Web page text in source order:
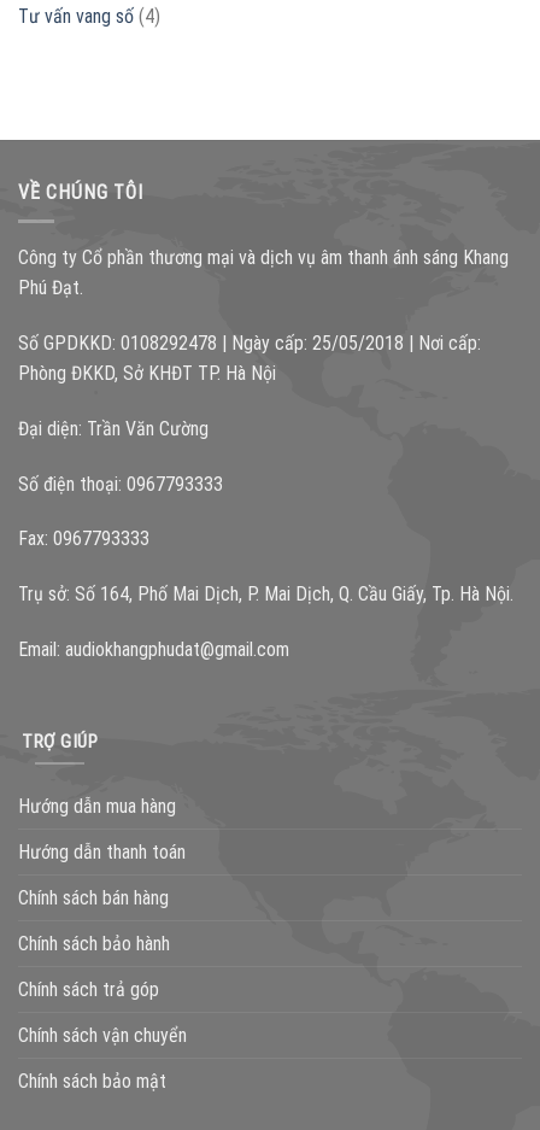
Tư vấn vang số (4)
VỀ CHÚNG TÔI
Công ty Cổ phần thương mại và dịch vụ âm thanh ánh sáng Khang
Phú Đạt.
Số GPDKKD: 0108292478 | Ngày cấp: 25/05/2018 | Nơi cấp:
Phòng ĐKKD, Sở KHĐT TP. Hà Nội
Đại diện: Trần Văn Cường
Số điện thoại: 0967793333
Fax: 0967793333
Trụ sở: Số 164, Phố Mai Dịch, P. Mai Dịch, Q. Cầu Giấy, Tp. Hà Nội.
Email: audiokhangphudat@gmail.com
TRỢ GIÚP
Hướng dẫn mua hàng
Hướng dẫn thanh toán
Chính sách bán hàng
Chính sách bảo hành
Chính sách trả góp
Chính sách vận chuyển
Chính sách bảo mật